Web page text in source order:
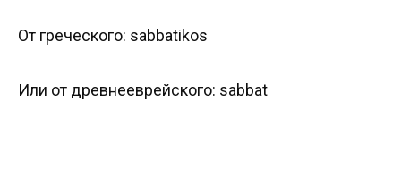
От греческого: sabbatikos
Или от древнееврейского: sabbat